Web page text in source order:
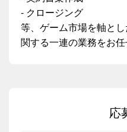
- クロージング
等、ゲーム市場を軸と
関する一連の業務をお任
応